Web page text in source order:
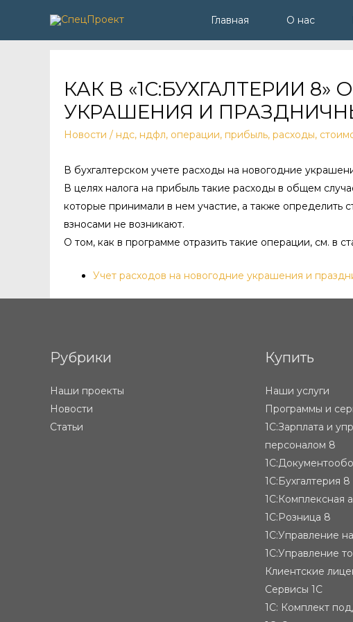
Главная О нас
КАК В «1С:БУХГАЛТЕРИИ
УКРАШЕНИЯ И
Новости / ндс, ндфл, операции, прибыль, расходы,
В бухгалтерском учете расходы на новогодние
В целях налога на прибыль такие расходы в общем
которые принимали в нем участие, а также
взносами не возникают.
О том, как в программе отразить такие операции, см. в
Учет расходов на новогодние украшения и
Рубрики
Наши проекты
Новости
Статьи
Купить
Наши услуги
Программы и
1С:Зарплата и
персоналом 8
1С:Бухгалтерия 8
1С:Комплексная
1С:Розница 8
1С:Управление
1С:Управление
Клиентские
Сервисы 1С
1С: Комплект